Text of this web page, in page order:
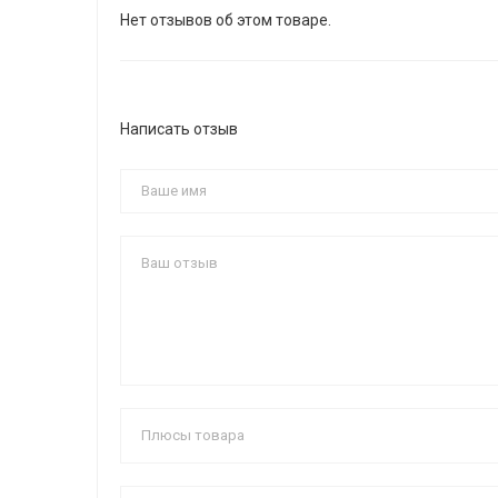
Нет отзывов об этом товаре.
Написать отзыв